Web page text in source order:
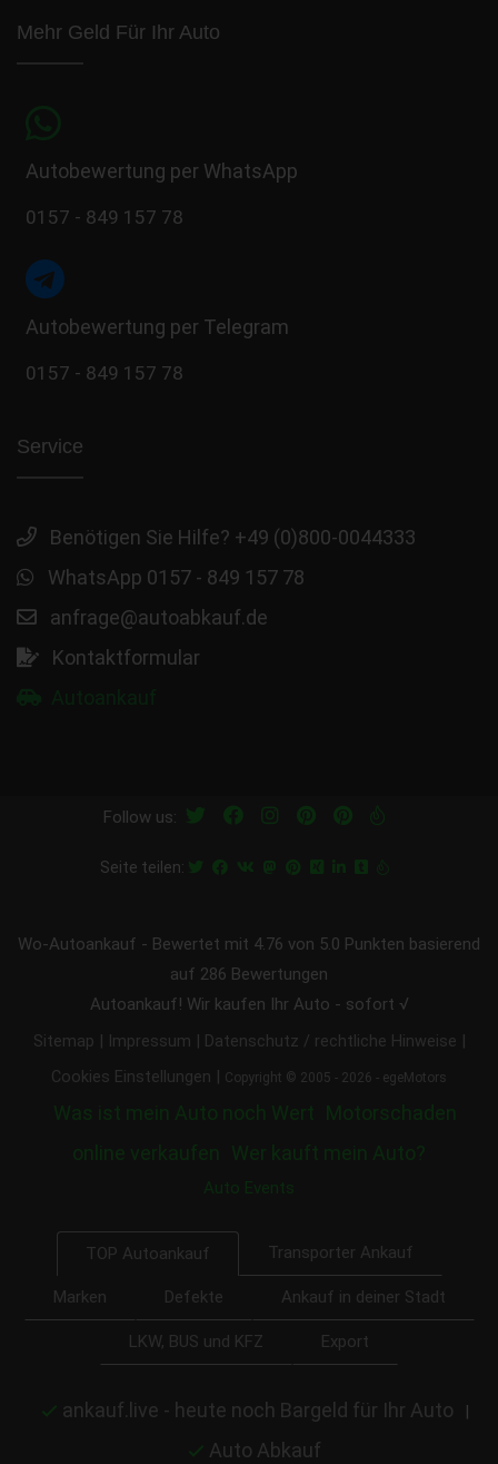
Mehr Geld Für Ihr Auto
Autobewertung per WhatsApp
0157 - 849 157 78
Autobewertung per Telegram
0157 - 849 157 78
Service
Benötigen Sie Hilfe? +49 (0)800-0044333
WhatsApp 0157 - 849 157 78
anfrage@autoabkauf.de
Kontaktformular
Follow us:
Seite teilen:
Wo-Autoankauf - Bewertet mit 4.76 von 5.0 Punkten basierend
auf 286 Bewertungen
Autoankauf! Wir kaufen Ihr Auto - sofort √
Sitemap Impressum Datenschutz / rechtliche Hinweise
Cookies Einstellungen Copyright © 2005 - 2026 - egeMotors
Was ist mein Auto noch Wert Motorschaden
online verkaufen
Wer kauft mein Auto?
Auto Events
TOP Autoankauf Transporter Ankauf
Marken Defekte Ankauf in deiner Stadt
LKW, BUS und KFZ Export
ankauf.live - heute noch Bargeld für Ihr Auto
Auto Abkauf